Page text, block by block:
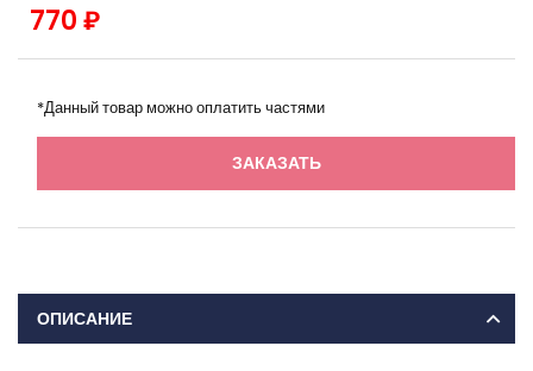
770 ₽
*Данный товар можно оплатить частями
ЗАКАЗАТЬ
ОПИСАНИЕ